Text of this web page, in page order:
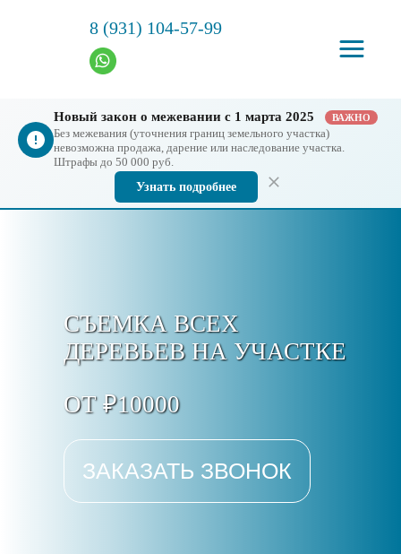
8 (931) 104-57-99
Новый закон о межевании с 1 марта 2025 ВАЖНО
Без межевания (уточнения границ земельного участка)
невозможна продажа, дарение или наследование участка.
Штрафы до 50 000 руб.
Узнать подробнее
СЪЕМКА ВСЕХ
ДЕРЕВЬЕВ НА УЧАСТКЕ
ОТ ₽10000
ЗАКАЗАТЬ ЗВОНОК